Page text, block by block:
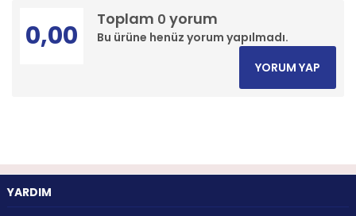
Toplam 0 yorum
Bu ürüne henüz yorum yapılmadı.
0,00
YORUM YAP
YARDIM